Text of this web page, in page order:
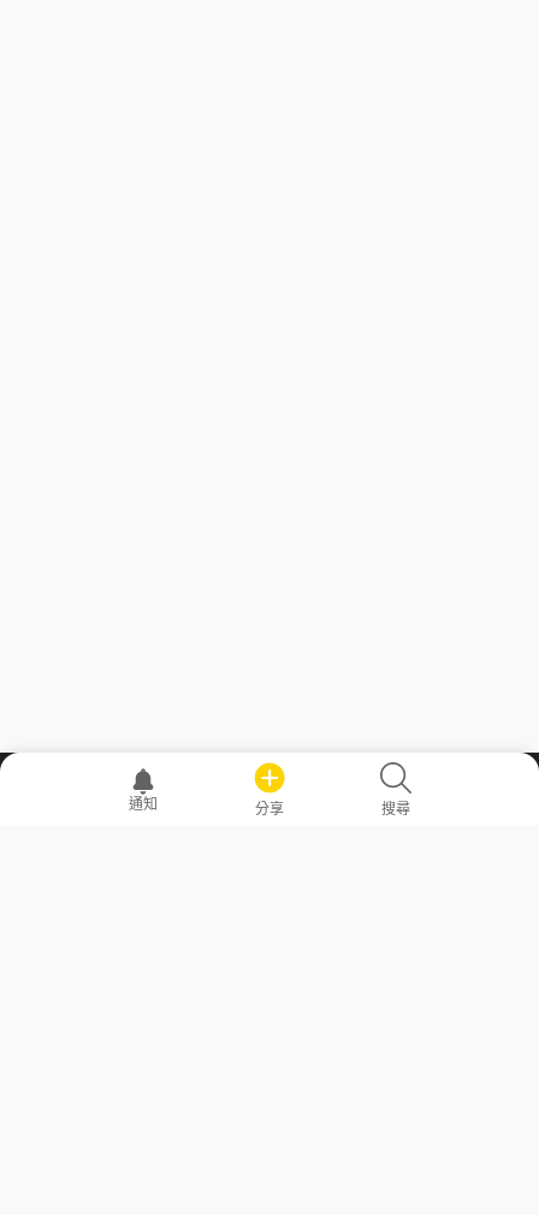
職場透明化運動
通知 分享 搜尋